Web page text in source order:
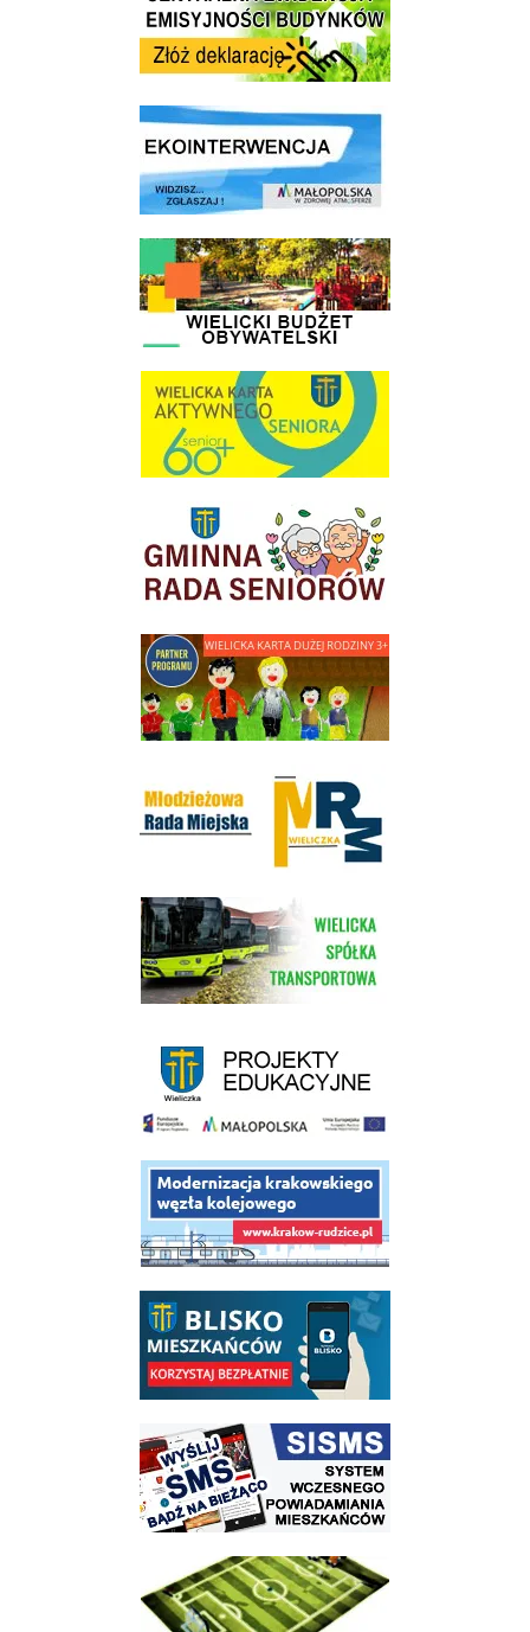
link do strony ekointerwencja dot.- powietrza
link do strony - Wielicki Budżet Obywatelski
link do strony Wielicka Karta Aktywnego Seniora
link do strony Gminnej Rady Seniorow - Wieliczka
link do strony - Wielicka Karta Dużej Rodziny
link do strony Wielickiej Spółki Transportowej
link do opisu projektu budowy linii kolejowej Krakow Rudzice
link do opisu aplikacji - BLISKO, Gmina Wieliczka w aplikacji Blisko
link do strony systemu wczesnego ostrzegania mieszkańców SISMS
link do opisu projektu Wielickie Orliki